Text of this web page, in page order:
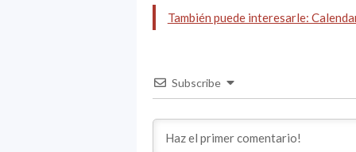
También puede interesarle:
Subscribe